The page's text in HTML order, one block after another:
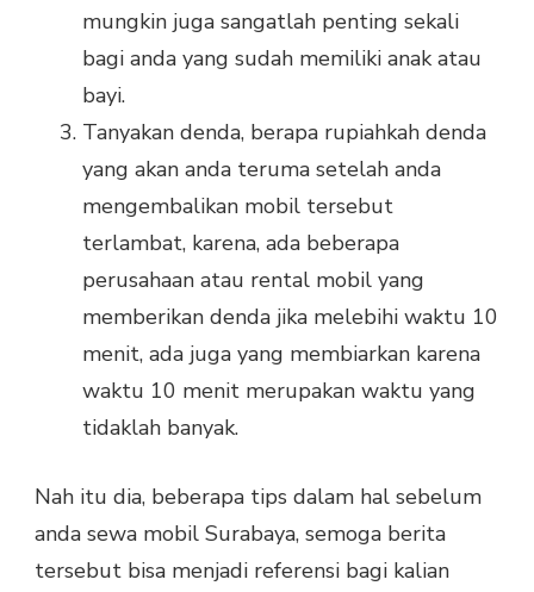
mungkin juga sangatlah penting sekali
bagi anda yang sudah memiliki anak atau
bayi.
Tanyakan denda, berapa rupiahkah denda
yang akan anda teruma setelah anda
mengembalikan mobil tersebut
terlambat, karena, ada beberapa
perusahaan atau rental mobil yang
memberikan denda jika melebihi waktu 10
menit, ada juga yang membiarkan karena
waktu 10 menit merupakan waktu yang
tidaklah banyak.
Nah itu dia, beberapa tips dalam hal sebelum
anda sewa mobil Surabaya, semoga berita
tersebut bisa menjadi referensi bagi kalian